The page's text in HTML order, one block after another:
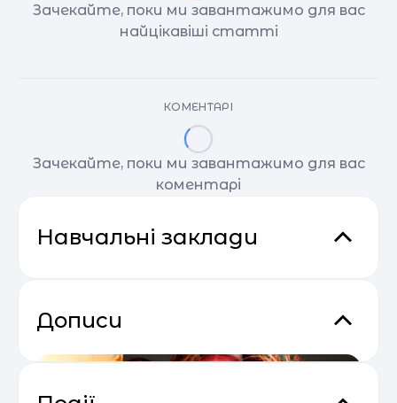
Зачекайте, поки ми завантажимо для вас
найцікавіші статті
КОМЕНТАРІ
Зачекайте, поки ми завантажимо для вас
коментарі
Навчальні заклади
Дописи